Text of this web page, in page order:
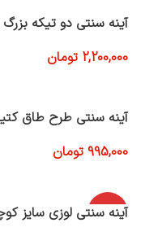
آینه سنتی دو تیکه بزرگ
2,200,000 تومان
آینه سنتی طرح طاق
995,000 تومان
-30%
آینه سنتی لوزی سایز